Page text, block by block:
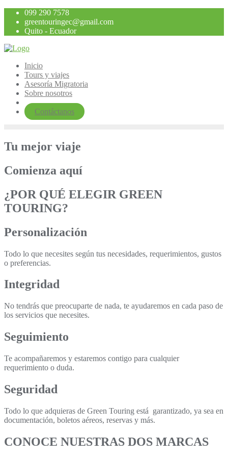
Saltar
contenido
099 290 7578
greentouringec@gmail.com
Quito - Ecuador
Inicio
Tours y viajes
Asesoría Migratoria
Sobre nosotros
Contáctanos
Tu mejor viaje
Comienza aquí
¿POR QUÉ ELEGIR GREEN
TOURING?
Personalización
Todo lo que necesites según tus necesidades, requerimientos, gustos
o preferencias.
Integridad
No tendrás que preocuparte de nada, te ayudaremos en cada paso de
los servicios que necesites.
Seguimiento
Te acompañaremos y estaremos contigo para cualquier
requerimiento o duda.
Seguridad
Todo lo que adquieras de Green Touring está garantizado, ya sea en
documentación, boletos aéreos, reservas y más.
CONOCE NUESTRAS DOS MARCAS